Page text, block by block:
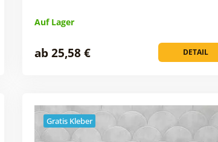
Auf Lager
DETAIL
ab 25,58 €
Gratis Kleber